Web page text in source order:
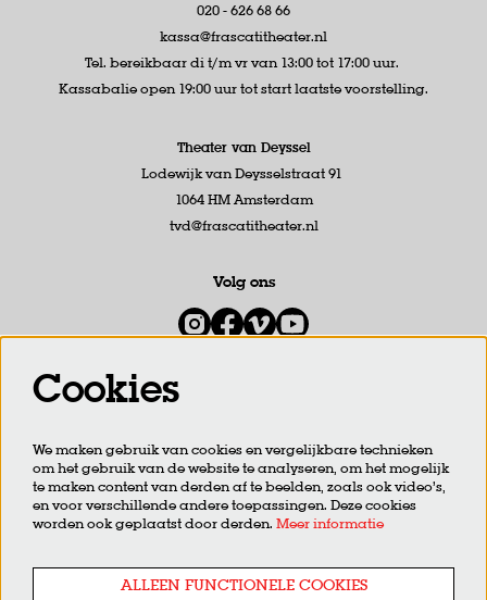
020 - 626 68 66
kassa@frascatitheater.nl
Tel. bereikbaar di t/m vr van 13:00 tot 17:00 uur.
Kassabalie open 19:00 uur tot start laatste voorstelling.
Theater van Deyssel
Lodewijk van Deysselstraat 91
1064 HM Amsterdam
tvd@frascatitheater.nl
Volg ons
Meld je aan voor de nieuwsbrief
AANMELDEN
Cookies
We maken gebruik van cookies en vergelijkbare technieken
om het gebruik van de website te analyseren, om het mogelijk
te maken content van derden af te beelden, zoals ook video’s,
en voor verschillende andere toepassingen. Deze cookies
worden ook geplaatst door derden. Meer informatie
ALLEEN FUNCTIONELE COOKIES